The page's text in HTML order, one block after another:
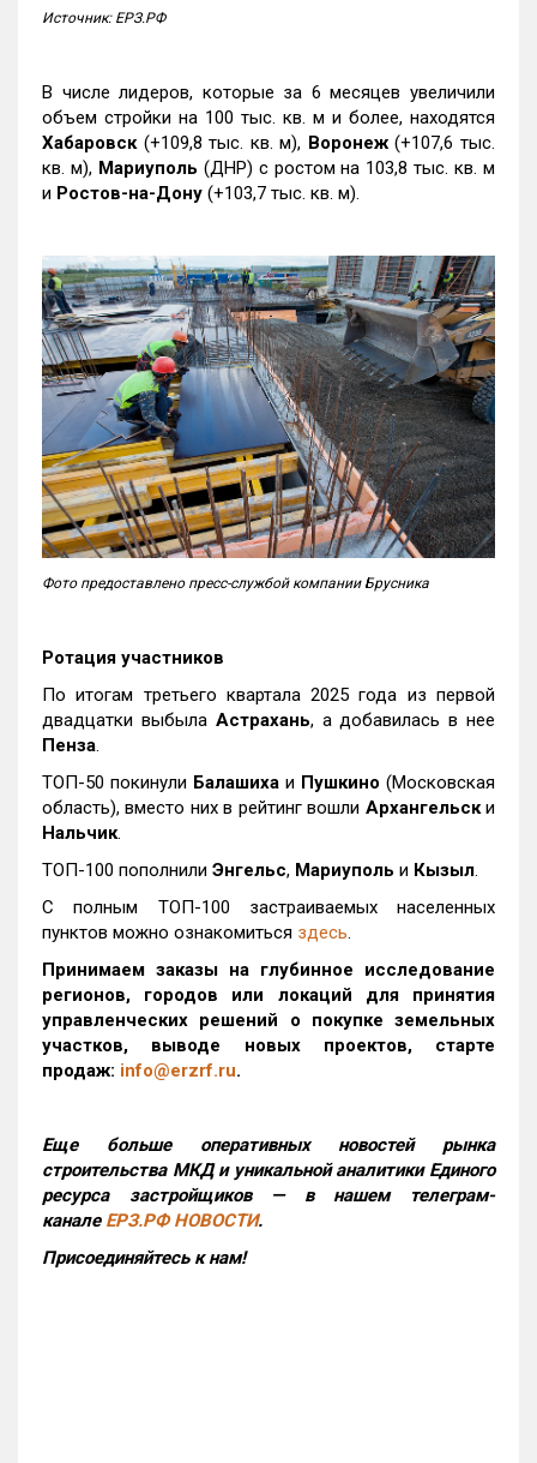
Источник: ЕРЗ.РФ
В числе лидеров, которые за 6 месяцев увеличили
объем стройки на 100 тыс. кв. м и более, находятся
Хабаровск (+109,8 тыс. кв. м), Воронеж(+107,6 тыс.
кв. м), Мариуполь (ДНР) с ростом на 103,8 тыс. кв. м
и Ростов-на-Дону (+103,7 тыс. кв. м).
Фото предоставлено пресс-службой компании Брусника
Ротация участников
По итогам третьего квартала 2025 года из первой
двадцатки выбыла Астрахань, а добавилась в нее
Пенза.
ТОП-50 покинули Балашиха и Пушкино (Московская
область), вместо них в рейтинг вошли Архангельски
Нальчик.
ТОП-100 пополнили Энгельс, Мариуполь и Кызыл.
С полным ТОП-100 застраиваемых населенных
пунктов можно ознакомиться здесь.
Принимаем заказы на глубинное исследование
регионов, городов или локаций для принятия
управленческих решений о покупке земельных
участков, выводе новых проектов, старте
продаж: info@erzrf.ru.
Еще больше оперативных новостей рынка
строительства МКД и уникальной аналитики Единого
ресурса застройщиков — в нашем телеграм-
канале ЕРЗ.РФ НОВОСТИ.
Присоединяйтесь к нам!